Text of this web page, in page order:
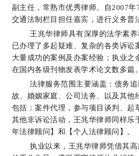
副主任，常熟市优秀律师。自2007
交通法制栏目担任嘉宾，进行义务普
王兆华律师具有深厚的法学素
已办理了多起疑难、复杂的各类诉讼
大量成功的案例及办案经验；执业之
在国内各级刊物发表学术论文数多篇。
法律服务范围主要涵盖：债务
故、婚姻家庭、公司法务、以及其他
包括：案件代理，参与项目谈判、起
其他非诉讼活动，王兆华律师同样乐
年法律顾问】和【个人法律顾问】。
执业以来，王兆华律师凭借其